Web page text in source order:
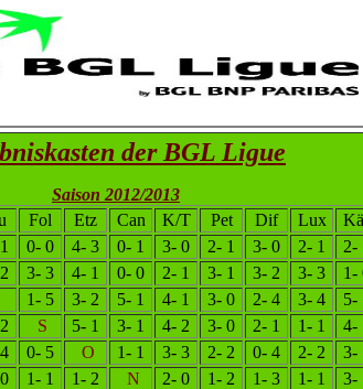
der BGL Ligue
Saison 2012/2013
Fol Etz Can K/T Pet Dif Lux
0- 0 4- 3 0- 1 3- 0 2- 1 3- 0 2- 1 2-
3- 3 4- 1 0- 0 2- 1 3- 1 3- 2 3- 3 1-
1- 5 3- 2 5- 1 4- 1 3- 0 2- 4 3- 4 5-
S 5- 1 3- 1 4- 2 3- 0 2- 1 1- 1 4-
0- 5 O 1- 1 3- 3 2- 2 0- 4 2- 2 3-
1- 1 1- 2 N 2- 0 1- 2 1- 3 1- 1 3-